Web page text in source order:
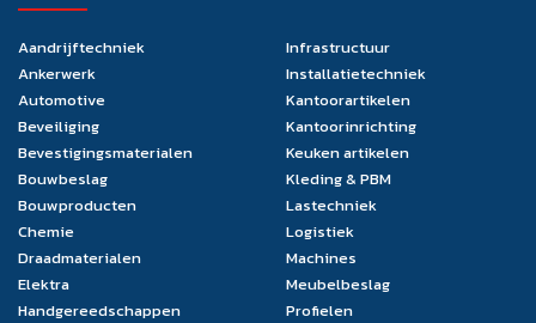
Aandrijftechniek
Ankerwerk
Automotive
Beveiliging
Bevestigingsmaterialen
Bouwbeslag
Bouwproducten
Chemie
Draadmaterialen
Elektra
Handgereedschappen
Infrastructuur
Installatietechniek
Kantoorartikelen
Kantoorinrichting
Keuken artikelen
Kleding & PBM
Lastechniek
Logistiek
Machines
Meubelbeslag
Profielen